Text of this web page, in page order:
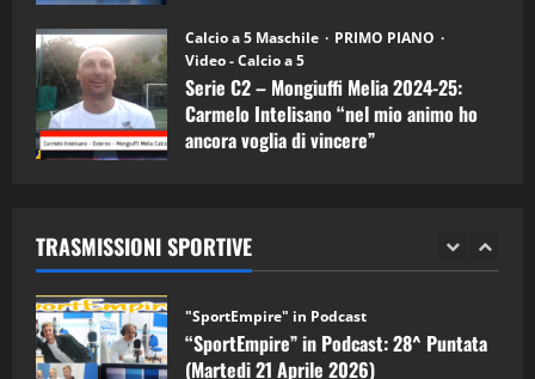
Calcio a 5 Maschile
PRIMO PIANO
Video - Calcio a 5
Serie C2 – Mongiuffi Melia 2024-25:
Carmelo Intelisano “nel mio animo ho
ancora voglia di vincere”
TRASMISSIONI SPORTIVE
1
“SportEmpire” in Podcast: 30^ Puntata
(Martedi 05 Maggio 2026)
08/05/2026
2 28/04/2026
"SportEmpire" in Podcast
“SportEmpire” in Podcast: 28^ Puntata
(Martedi 21 Aprile 2026)